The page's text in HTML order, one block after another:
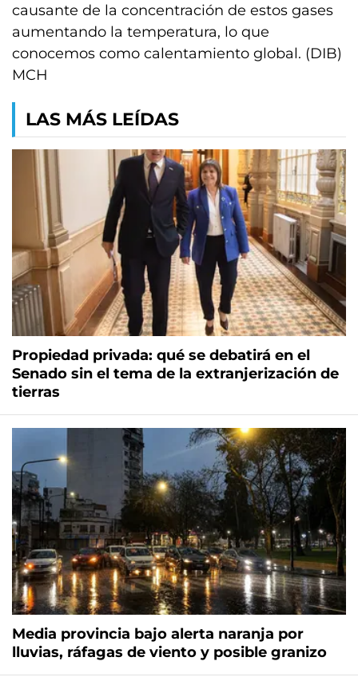
causante de la concentración de estos gases
aumentando la temperatura, lo que
conocemos como calentamiento global. (DIB)
MCH
LAS MÁS LEÍDAS
Propiedad privada: qué se debatirá en el
Senado sin el tema de la extranjerización de
tierras
Media provincia bajo alerta naranja por
lluvias, ráfagas de viento y posible granizo